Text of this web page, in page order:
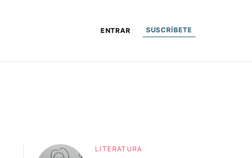
ENTRAR SUSCRÍBETE
LITERATURA